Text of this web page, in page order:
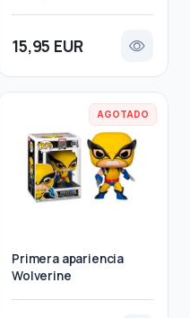
15,95 EUR
AGOTADO
Primera apariencia
Wolverine